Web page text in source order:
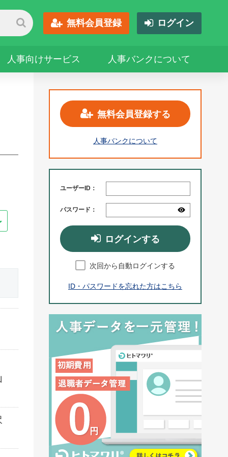
無料会員登録 ログイン
人事向けサービス 人事バンクについて
無料会員登録する
人事バンクについて
ユーザーID：
パスワード：
ログインする
次回から自動ログインする
ID・パスワードを忘れた方はこちら